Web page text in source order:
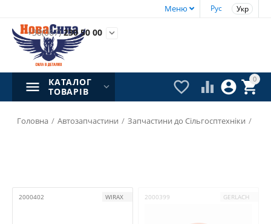
Рус Укр
Меню
+38(067)230 50 00 
0


 
КАТАЛОГ
ТОВАРІВ
Головна / Автозапчастини / Запчастини до Сільгосптехніки /
2000402 WIRAX 2000399 GERLACH